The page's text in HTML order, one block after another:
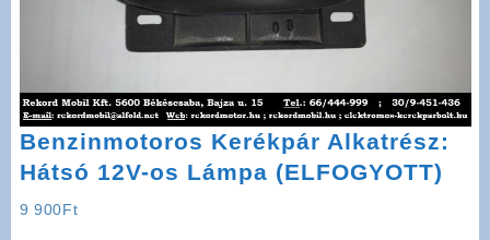
Benzinmotoros Kerékpár Alkatrész:
Hátsó 12V-os Lámpa (ELFOGYOTT)
9 900Ft